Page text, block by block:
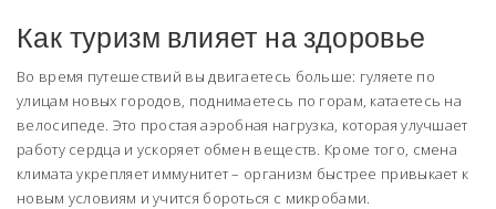
Как туризм влияет на здоровье
Во время путешествий вы двигаетесь больше: гуляете по
улицам новых городов, поднимаетесь по горам, катаетесь на
велосипеде. Это простая аэробная нагрузка, которая улучшает
работу сердца и ускоряет обмен веществ. Кроме того, смена
климата укрепляет иммунитет – организм быстрее привыкает к
новым условиям и учится бороться с микробами.